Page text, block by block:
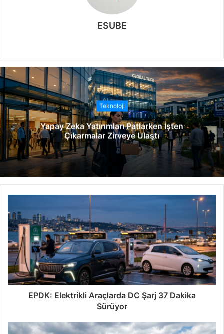
ESUBE
b
s
i
t
e
s
i
Teknoloji
Yapay Zeka Yatırımları Patlarken İşten
Çıkarmalar Zirveye Ulaştı
EPDK: Elektrikli Araçlarda DC Şarj 37 Dakika
Sürüyor